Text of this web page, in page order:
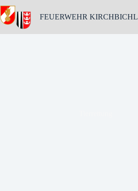
Skip
to
content
FEUERWEHR KIRCHBICHL